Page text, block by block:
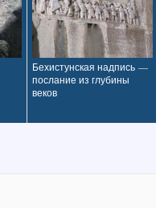
Бехистунская надпись —
послание из глубины
веков